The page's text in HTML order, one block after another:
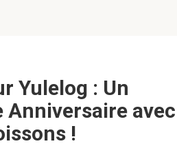
Yulelog : Un
Anniversaire avec
!